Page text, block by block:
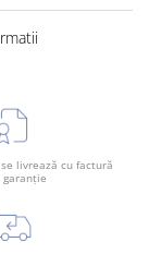
livrează cu factură
garanție